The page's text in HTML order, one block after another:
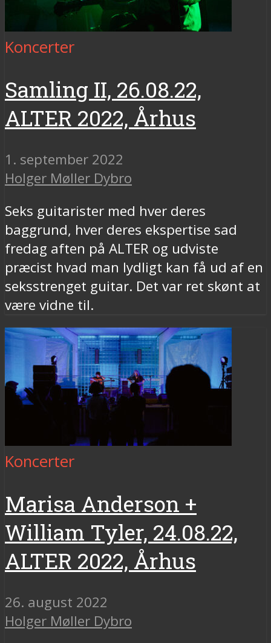
Koncerter
Samling II, 26.08.22,
ALTER 2022, Århus
1. september 2022
Holger Møller Dybro
Seks guitarister med hver deres
baggrund, hver deres ekspertise sad
fredag aften på ALTER og udviste
præcist hvad man lydligt kan få ud af en
seksstrenget guitar. Det var ret skønt at
være vidne til.
Koncerter
Marisa Anderson +
William Tyler, 24.08.22,
ALTER 2022, Århus
26. august 2022
Holger Møller Dybro